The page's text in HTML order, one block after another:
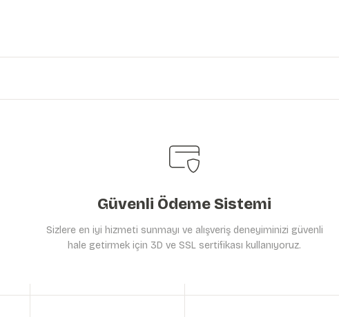
Güvenli Ödeme Sistemi
Sizlere en iyi hizmeti sunmayı ve alışveriş deneyiminizi güvenli
hale getirmek için 3D ve SSL sertifikası kullanıyoruz.